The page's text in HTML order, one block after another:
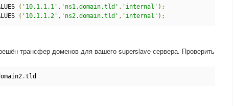
( '10.1.1.1' , 'ns1.domain.tld' , 'internal' );
( '10.1.1.2' , 'ns2.domain.tld' , 'internal' );
трансфер доменов для вашего superslave-сервера. Проверить
.tld